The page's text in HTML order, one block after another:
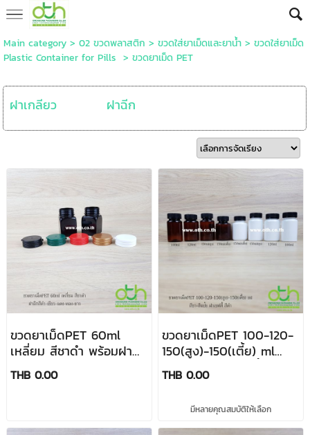
Main category> 02 ขวดพลาสติก > ขวดใส่ยาเม็ดและยาน้ำ> ขวดใส่ยาเม็ด
Plastic Container for Pills > ขวดยาเม็ด PET
ฝาเกลียว ฝาฉีก
ขวดยาเม็ดPET 60ml
เหลี่ยม สีชาดำ พร้อมฝา
[งานสั่งผลิต]
THB 0.00
ขวดยาเม็ดPET 100-120-
150(สูง)-150(เตี้ย) ml
สีชา-สีขาว ฝาเซฟตี้สีดำ
THB 0.00
มีหลายคุณสมบัติให้เลือก